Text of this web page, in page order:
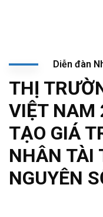
Diễn đàn
THỊ
VIỆT NAM
TẠO GIÁ
NHÂN TÀI
NGUYÊN